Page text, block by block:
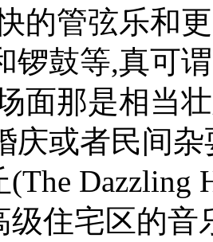
的管弦乐和
锣鼓等,真可
面那是相当
庆或者民间
Dazzling
级住宅区的音